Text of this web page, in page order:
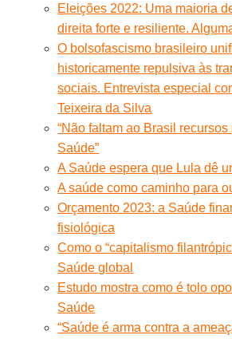
Eleições 2022: Uma maioria
direita forte e resiliente.
O bolsofascismo brasileiro
historicamente repulsiva às
sociais. Entrevista especial
Teixeira da Silva
“Não faltam ao Brasil
Saúde”
A Saúde espera que Lula dê
A saúde como caminho para
Orçamento 2023: a Saúde
fisiológica
Como o “capitalismo
Saúde global
Estudo mostra como é tolo
Saúde
“Saúde é arma contra a